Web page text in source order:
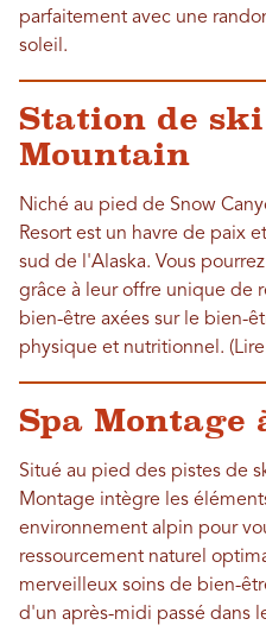
parfaitement avec une
soleil.
Station de ski
Mountain
Niché au pied de Snow
Resort est un havre de paix
sud de l'Alaska. Vous
grâce à leur offre unique de
bien-être axées sur le bien-
physique et nutritionnel.
Spa Montage
Situé au pied des pistes de
Montage intègre les
environnement alpin pour
ressourcement naturel
merveilleux soins de bien-
d'un après-midi passé dans